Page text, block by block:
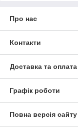
Про нас
Контакти
Доставка та оплата
Графік роботи
Повна версія сайту